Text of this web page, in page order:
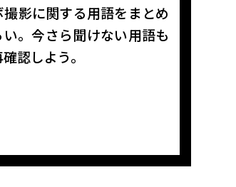
撮影に関する用語をまとめ
。今さら聞けない用語も
認しよう。